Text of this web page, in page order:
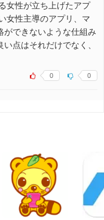
女性が立ち上げたアプ
女性主導のアプリ、マ
ができないような仕組み
点はそれだけでなく、
0 0